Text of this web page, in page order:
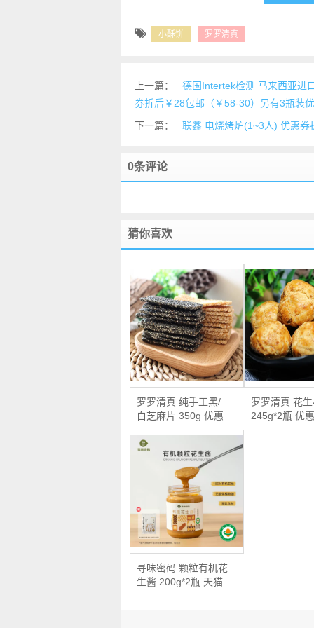
小酥饼 罗罗清真
上一篇：
德国Intertek检测 马来西亚进
券折后￥28包邮（￥58-30）另有3瓶装
下一篇：
联鑫 电烧烤炉(1~3人) 优惠
0条评论
猜你喜欢
罗罗清真 纯手工黑/
白芝麻片 350g 优惠
券…
罗罗清真 花
245g*2瓶 优
寻味密码 颗粒有机花
生酱 200g*2瓶 天猫